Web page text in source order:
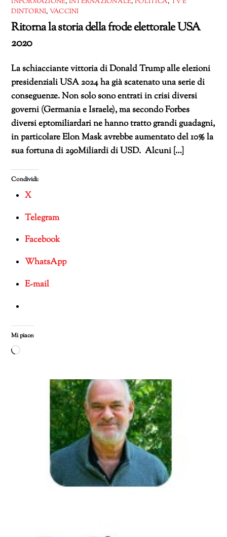
DINTORNI, VACCINI
Ritorna la storia della frode elettorale USA
2020
La schiacciante vittoria di Donald Trump alle elezioni
presidenziali USA 2024 ha già scatenato una serie di
conseguenze. Non solo sono entrati in crisi diversi
governi (Germania e Israele), ma secondo Forbes
diversi eptomiliardari ne hanno tratto grandi guadagni,
in particolare Elon Mask avrebbe aumentato del 10% la
sua fortuna di 290Miliardi di USD. Alcuni […]
Condividi:
X
Telegram
Facebook
WhatsApp
E-mail
Mi piace:
Caricamento